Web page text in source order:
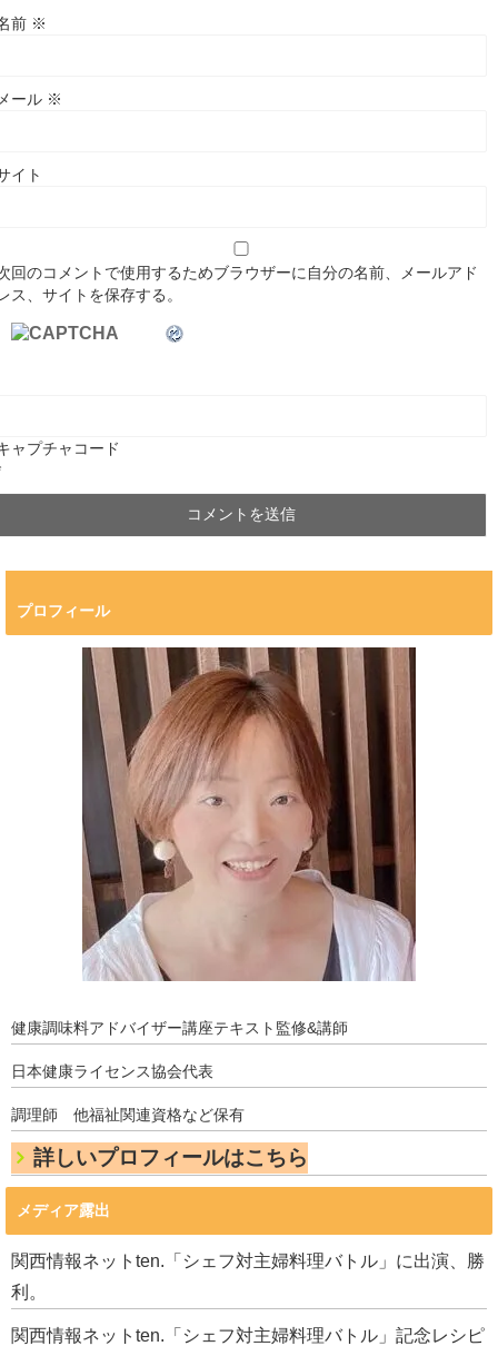
前 ※
ール ※
イト
回のコメントで使用するためブラウザーに自分の名前、メールアド
ス、サイトを保存する。
ャプチャコード
プロフィール
健康調味料アドバイザー講座テキスト監修&講師
日本健康ライセンス協会代表
調理師 他福祉関連資格など保有
詳しいプロフィールはこちら
メディア露出
関西情報ネットten.「シェフ対主婦料理バトル」に出演、勝
利。
関西情報ネットten.「シェフ対主婦料理バトル」記念レシピ